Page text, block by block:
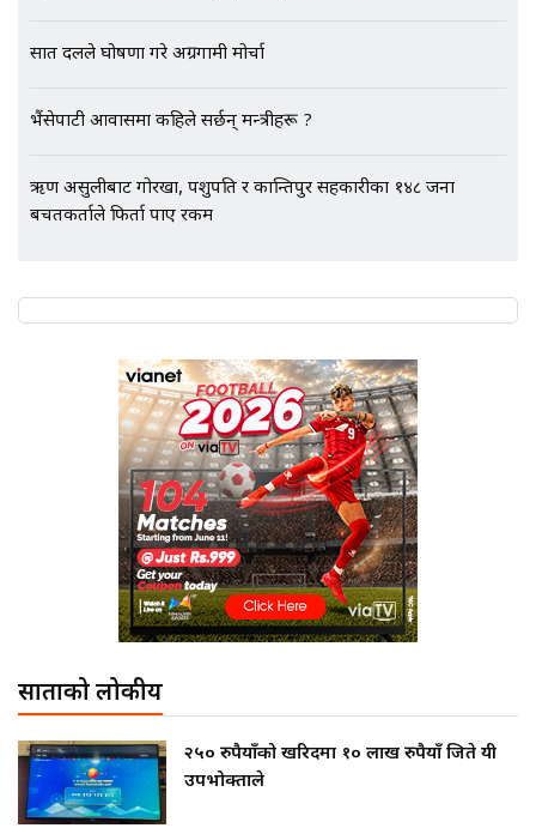
सात दलले घोषणा गरे अग्रगामी मोर्चा
भैंसेपाटी आवासमा कहिले सर्छन् मन्त्रीहरू ?
ऋण असुलीबाट गोरखा, पशुपति र कान्तिपुर सहकारीका १४८ जना
बचतकर्ताले फिर्ता पाए रकम
साताको लोकप्रीय
२५० रुपैयाँको खरिदमा १० लाख रुपैयाँ जिते यी
उपभोक्ताले